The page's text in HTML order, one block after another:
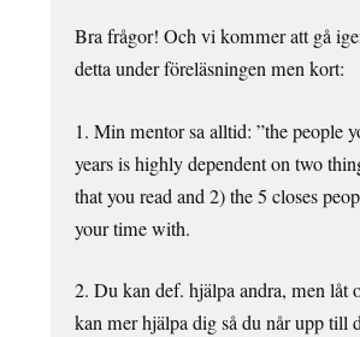
Bra frågor! Och vi kommer att gå
detta under föreläsningen men kort:
1. Min mentor sa alltid: ”the people
years is highly dependent on two
that you read and 2) the 5 closes
your time with.
2. Du kan def. hjälpa andra, men låt
kan mer hjälpa dig så du når upp till